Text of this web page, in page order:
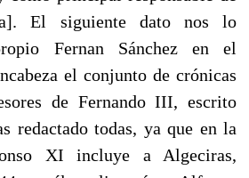
El siguiente dato nos lo
Fernan Sánchez en el
el conjunto de crónicas
de Fernando III, escrito
redactado todas, ya que en la
XI incluye a Algeciras,